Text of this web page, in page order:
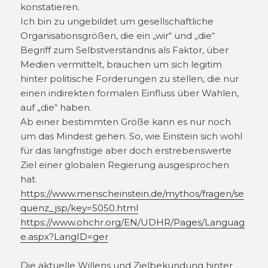
konstatieren.
Ich bin zu ungebildet um gesellschaftliche
Organisationsgrößen, die ein „wir“ und „die“
Begriff zum Selbstverständnis als Faktor, über
Medien vermittelt, brauchen um sich legitim
hinter politische Forderungen zu stellen, die nur
einen indirekten formalen Einfluss über Wahlen,
auf „die“ haben.
Ab einer bestimmten Größe kann es nur noch
um das Mindest gehen. So, wie Einstein sich wohl
für das langfristige aber doch erstrebenswerte
Ziel einer globalen Regierung ausgesprochen
hat.
https://www.menscheinstein.de/mythos/fragen/se
quenz_jsp/key=5050.html
https://www.ohchr.org/EN/UDHR/Pages/Languag
e.aspx?LangID=ger
Die aktuelle Willens und Zielbekundung hinter